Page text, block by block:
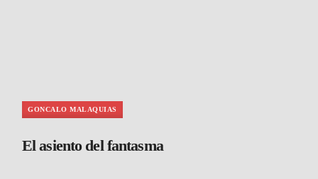
GONCALO MALAQUIAS
El asiento del fantasma